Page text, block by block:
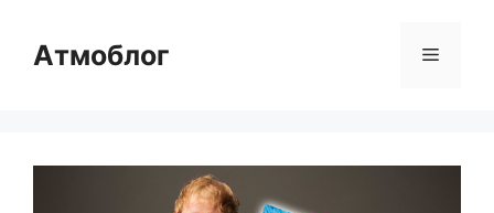
содержимому
Атмоблог Меню